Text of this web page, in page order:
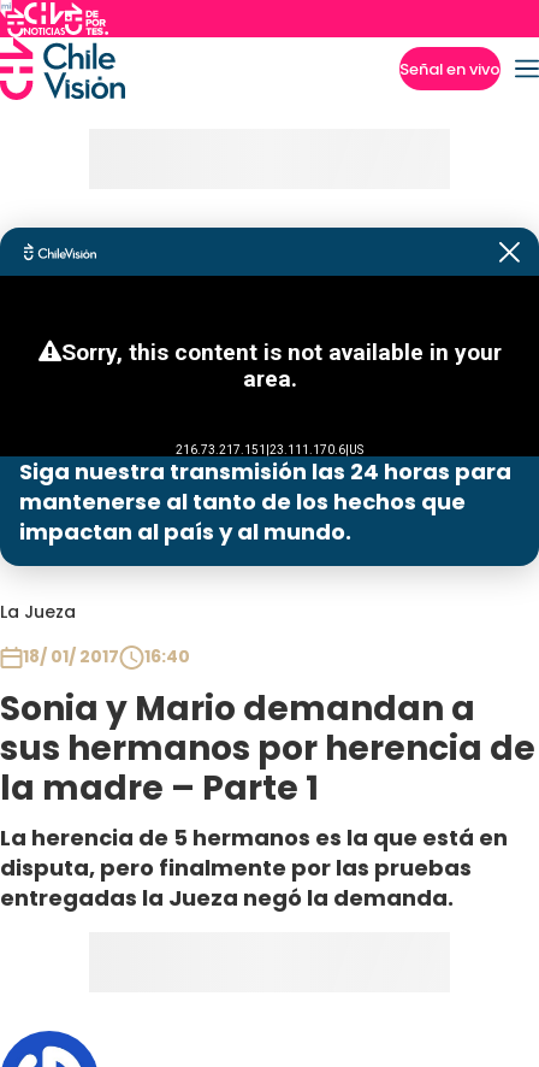
Señal en vivo
Siga nuestra transmisión las 24 horas para
mantenerse al tanto de los hechos que
impactan al país y al mundo.
La Jueza
18/ 01/ 2017
16:40
Sonia y Mario demandan a
sus hermanos por herencia de
la madre – Parte 1
La herencia de 5 hermanos es la que está en
disputa, pero finalmente por las pruebas
entregadas la Jueza negó la demanda.
Programas
Club De La Comedia
Contigo en Directo
Plan Perfecto
El Tiempo
Sabingo
Todos Los Programas